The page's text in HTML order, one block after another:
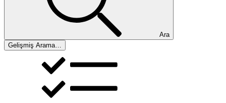
Ara
Gelişmiş Arama…